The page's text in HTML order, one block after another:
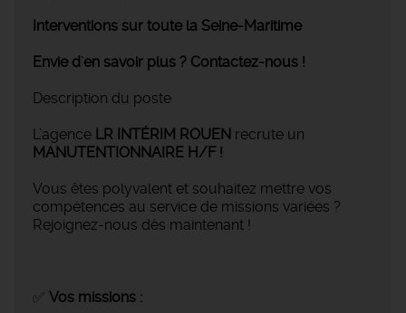
Interventions sur toute la Seine-Maritime
Envie d'en savoir plus ? Contactez-nous !
Description du poste
L’agence LR INTÉRIM ROUEN recrute un
MANUTENTIONNAIRE H/F !
Vous êtes polyvalent et souhaitez mettre vos
compétences au service de missions variées ?
Rejoignez-nous dès maintenant !
✅ Vos missions :